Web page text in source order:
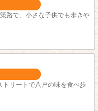
路で、小さな子供でも歩きや
トリートで八戸の味を食べ歩